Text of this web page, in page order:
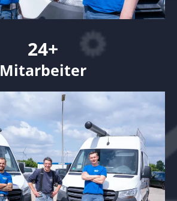
24+
Mitarbeiter